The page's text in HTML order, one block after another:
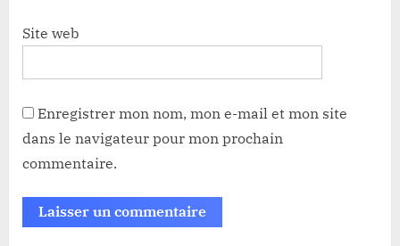
Site web
Enregistrer mon nom, mon e-mail et mon site
dans le navigateur pour mon prochain
commentaire.